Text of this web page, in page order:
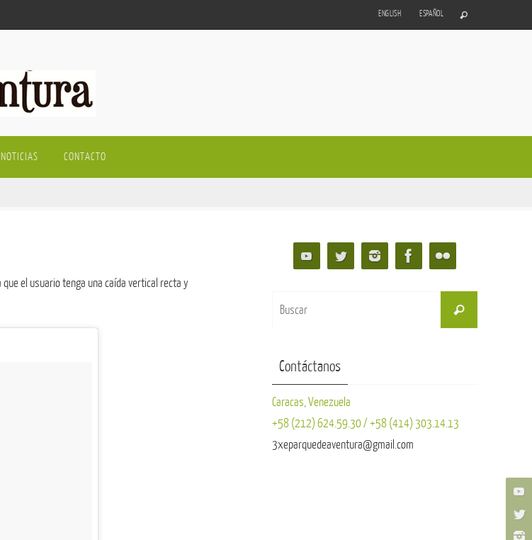
ENGLISH ESPAÑOL
NOTICIAS CONTACTO
el usuario tenga una caída vertical recta y
Buscar
Contáctanos
Caracas, Venezuela
+58 (212) 624.59.30 / +58 (414) 303.14.13
3xeparquedeaventura@gmail.com